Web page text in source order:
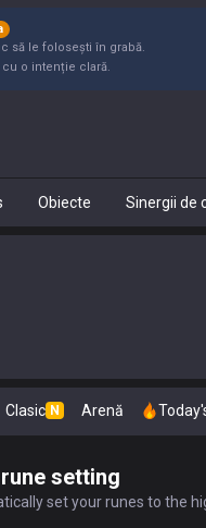
să le folosești în grabă.
o intenție clară.
Obiecte Sinergii de
Clasic N Arenă
setting
set your runes to the